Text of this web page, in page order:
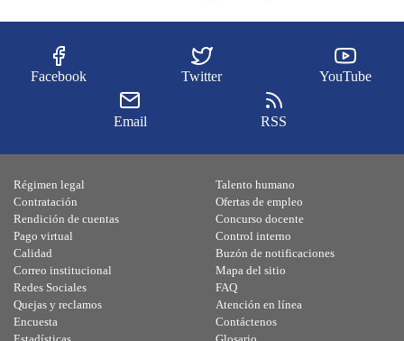
Facebook Twitter YouTube
Email RSS
Régimen legal
Contratación
Rendición de cuentas
Pago virtual
Calidad
Talento humano
Ofertas de empleo
Concurso docente
Control interno
Buzón de notificaciones
Correo institucional
Redes Sociales
Quejas y reclamos
Encuesta
Mapa del sitio
FAQ
Atención en línea
Contáctenos